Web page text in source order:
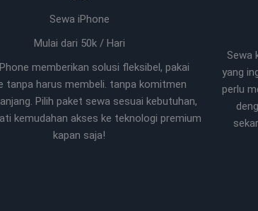
Sewa iPhone
Mulai dari 50k / Hari
memberikan solusi fleksibel, pakai
tanpa harus membeli. tanpa komitmen
Pilih paket sewa sesuai kebutuhan,
kemudahan akses ke teknologi premium
kapan saja!
Sewa
yang
perlu